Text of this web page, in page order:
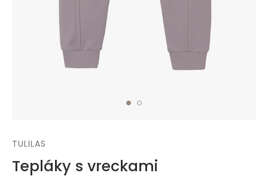
TULILAS
Tepláky s vreckami